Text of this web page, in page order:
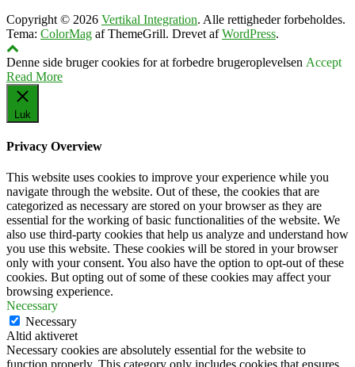
Copyright © 2026 Vertikal Integration. Alle rettigheder forbeholdes.
Tema: ColorMag af ThemeGrill. Drevet afWordPress.
Denne side bruger cookies for at forbedre brugeroplevelsen Accept
Read More
Luk
Privacy Overview
This website uses cookies to improve your experience while you
navigate through the website. Out of these, the cookies that are
categorized as necessary are stored on your browser as they are
essential for the working of basic functionalities of the website. We
also use third-party cookies that help us analyze and understand how
you use this website. These cookies will be stored in your browser
only with your consent. You also have the option to opt-out of these
cookies. But opting out of some of these cookies may affect your
browsing experience.
Necessary
Necessary
Altid aktiveret
Necessary cookies are absolutely essential for the website to
function properly. This category only includes cookies that ensures